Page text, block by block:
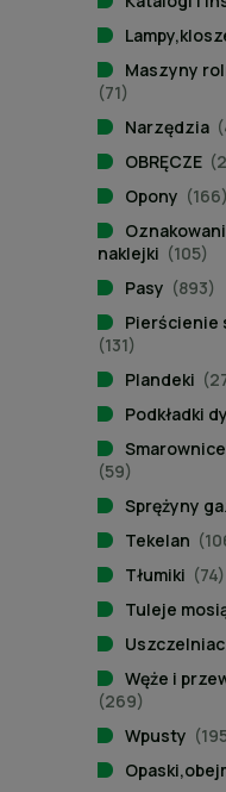
Maszyny
(71)
Narzędzia
OBRĘCZE
Opony (166)
naklejki (105)
Pasy (893)
Pierścienie
(131)
Plandeki
Podkładki
(59)
Sprężyny
Tekelan
Tłumiki (74)
Tuleje
Węże i
(269)
Wpusty